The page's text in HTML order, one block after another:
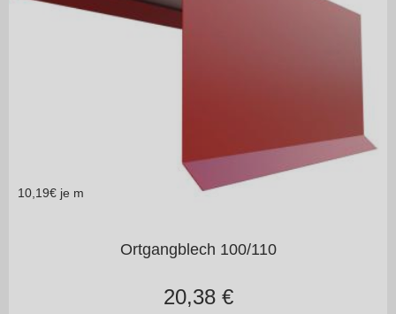
10,19€ je m
Ortgangblech 100/110
20,38€